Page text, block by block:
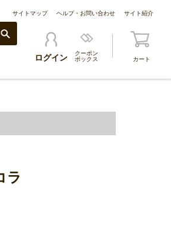
サイトマップ ヘルプ・お問い合わせ サイト紹介
ログイン
クーポン
ボックス
カート
ラ